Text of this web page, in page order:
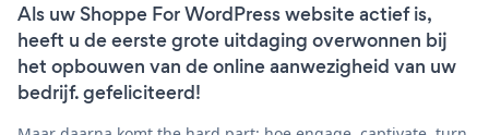
Als uw Shoppe For WordPress website actief is,
heeft u de eerste grote uitdaging overwonnen bij
het opbouwen van de online aanwezigheid van uw
bedrijf. gefeliciteerd!